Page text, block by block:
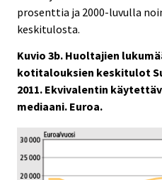
prosenttia ja 2000-luvulla
keskitulosta.
Kuvio 3b. Huoltajien
kotitalouksien keskitulot
2011. Ekvivalentin
mediaani. Euroa.